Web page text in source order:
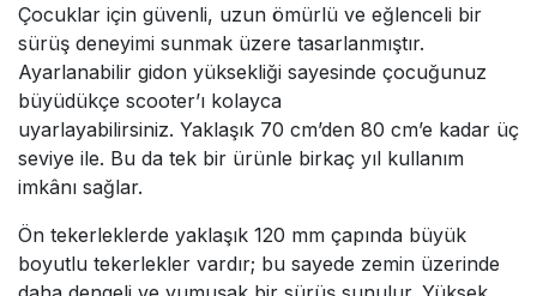
Çocuklar için güvenli, uzun ömürlü ve eğlenceli bir
sürüş deneyimi sunmak üzere tasarlanmıştır.
Ayarlanabilir gidon yüksekliği sayesinde çocuğunuz
büyüdükçe scooter’ı kolayca
uyarlayabilirsiniz. Yaklaşık 70 cm’den 80 cm’e kadar üç
seviye ile. Bu da tek bir ürünle birkaç yıl kullanım
imkânı sağlar.
Ön tekerleklerde yaklaşık 120 mm çapında büyük
boyutlu tekerlekler vardır; bu sayede zemin üzerinde